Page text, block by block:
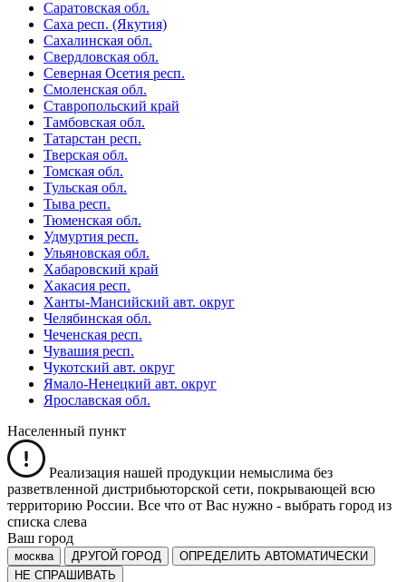
Саратовская обл.
Саха респ. (Якутия)
Сахалинская обл.
Свердловская обл.
Северная Осетия респ.
Смоленская обл.
Ставропольский край
Тамбовская обл.
Татарстан респ.
Тверская обл.
Томская обл.
Тульская обл.
Тыва респ.
Тюменская обл.
Удмуртия респ.
Ульяновская обл.
Хабаровский край
Хакасия респ.
Ханты-Мансийский авт. округ
Челябинская обл.
Чеченская респ.
Чувашия респ.
Чукотский авт. округ
Ямало-Ненецкий авт. округ
Ярославская обл.
Населенный пункт
Реализация нашей продукции немыслима без
разветвленной дистрибьюторской сети, покрывающей всю
территорию России. Все что от Вас нужно - выбрать город из
списка слева
Ваш город
москва ДРУГОЙ ГОРОД
ОПРЕДЕЛИТЬ АВТОМАТИЧЕСКИ
НЕ СПРАШИВАТЬ